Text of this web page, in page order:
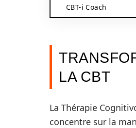
CBT-i Coach
LA CBT
La Thérapie
concentre sur la